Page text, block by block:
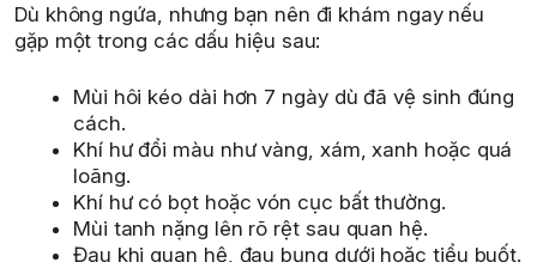
Dù không ngứa, nhưng bạn nên đi khám ngay nếu
gặp một trong các dấu hiệu sau:
Mùi hôi kéo dài hơn 7 ngày dù đã vệ sinh đúng
cách.
Khí hư đổi màu như vàng, xám, xanh hoặc quá
loãng.
Khí hư có bọt hoặc vón cục bất thường.
Mùi tanh nặng lên rõ rệt sau quan hệ.
Đau khi quan hệ, đau bụng dưới hoặc tiểu buốt.